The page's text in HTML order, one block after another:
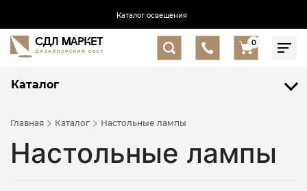
Каталог освещения
0
Каталог
Главная Каталог Настольные лампы
Настольные лампы